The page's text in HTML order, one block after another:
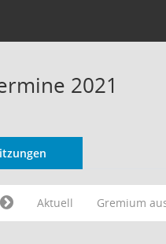
2021
Aktuell Gremium